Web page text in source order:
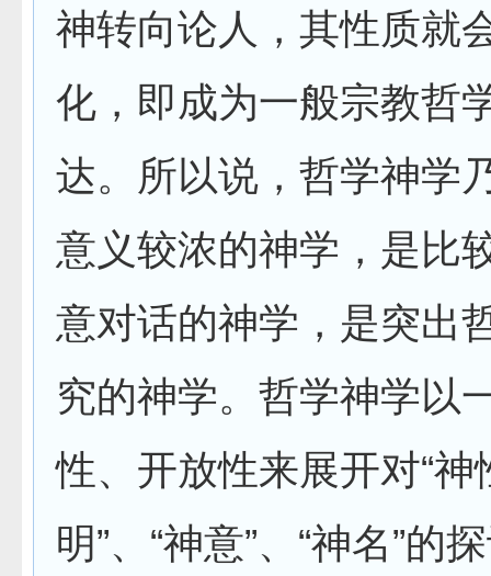
神转向论人，其性质就
化，即成为一般宗教哲
达。所以说，哲学神学
意义较浓的神学，是比
意对话的神学，是突出
究的神学。哲学神学以
性、开放性来展开对“神
明”、“神意”、“神名”的